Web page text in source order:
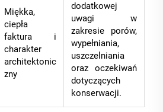
Miękka,
ciepła
faktura i
charakter
architektonic
zny
dodatkowej
uwagi w
zakresie porów,
wypełniania,
uszczelniania
oraz oczekiwań
dotyczących
konserwacji.